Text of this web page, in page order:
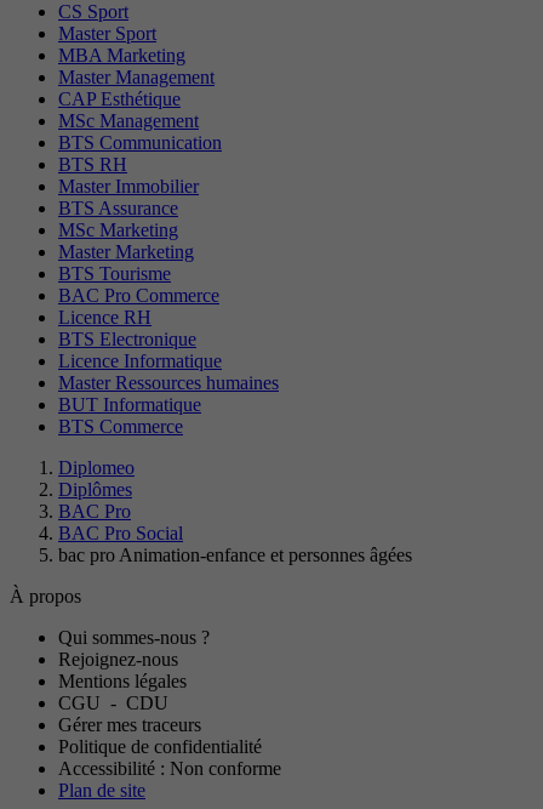
CS Sport
Master Sport
MBA Marketing
Master Management
CAP Esthétique
MSc Management
BTS Communication
BTS RH
Master Immobilier
BTS Assurance
MSc Marketing
Master Marketing
BTS Tourisme
BAC Pro Commerce
Licence RH
BTS Electronique
Licence Informatique
Master Ressources humaines
BUT Informatique
BTS Commerce
Diplomeo
Diplômes
BAC Pro
BAC Pro Social
bac pro Animation-enfance et personnes âgées
À propos
Qui sommes-nous ?
Rejoignez-nous
Mentions légales
CGU - CDU
Gérer mes traceurs
Politique de confidentialité
Accessibilité : Non conforme
Plan de site